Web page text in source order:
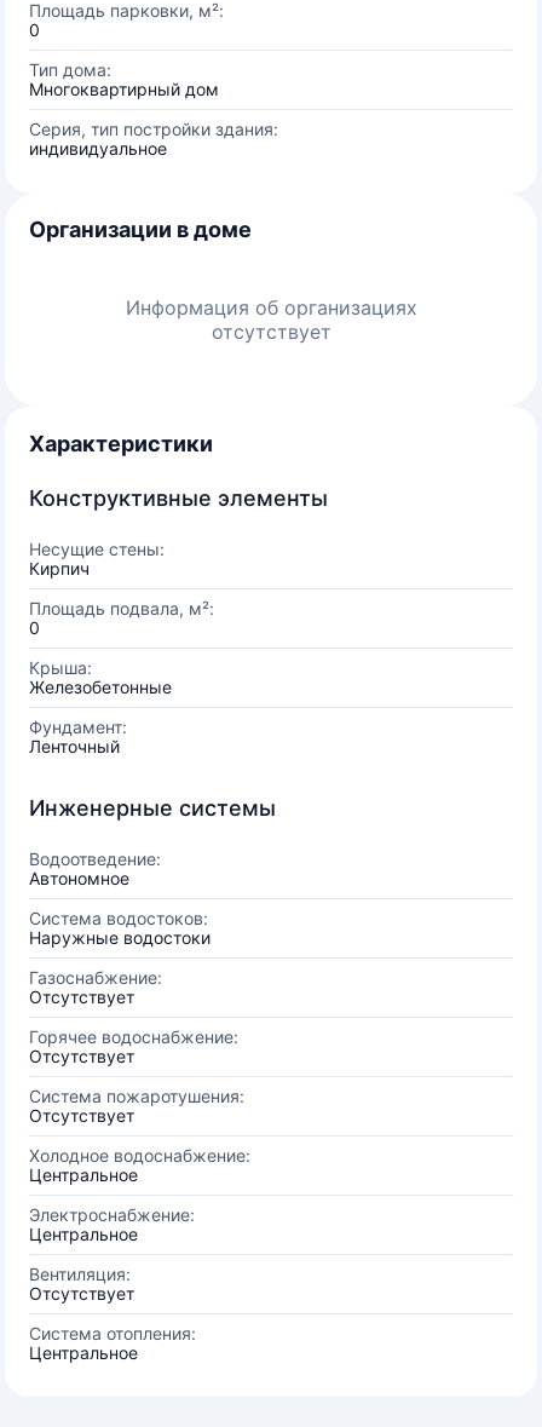
Площадь парковки, м²:
0
Тип дома:
Многоквартирный дом
Серия, тип постройки здания:
индивидуальное
Организации в доме
Информация об организациях
отсутствует
Характеристики
Конструктивные элементы
Несущие стены:
Кирпич
Площадь подвала, м²:
0
Крыша:
Железобетонные
Фундамент:
Ленточный
Инженерные системы
Водоотведение:
Автономное
Система водостоков:
Наружные водостоки
Газоснабжение:
Отсутствует
Горячее водоснабжение:
Отсутствует
Система пожаротушения:
Отсутствует
Холодное водоснабжение:
Центральное
Электроснабжение:
Центральное
Вентиляция:
Отсутствует
Система отопления:
Центральное